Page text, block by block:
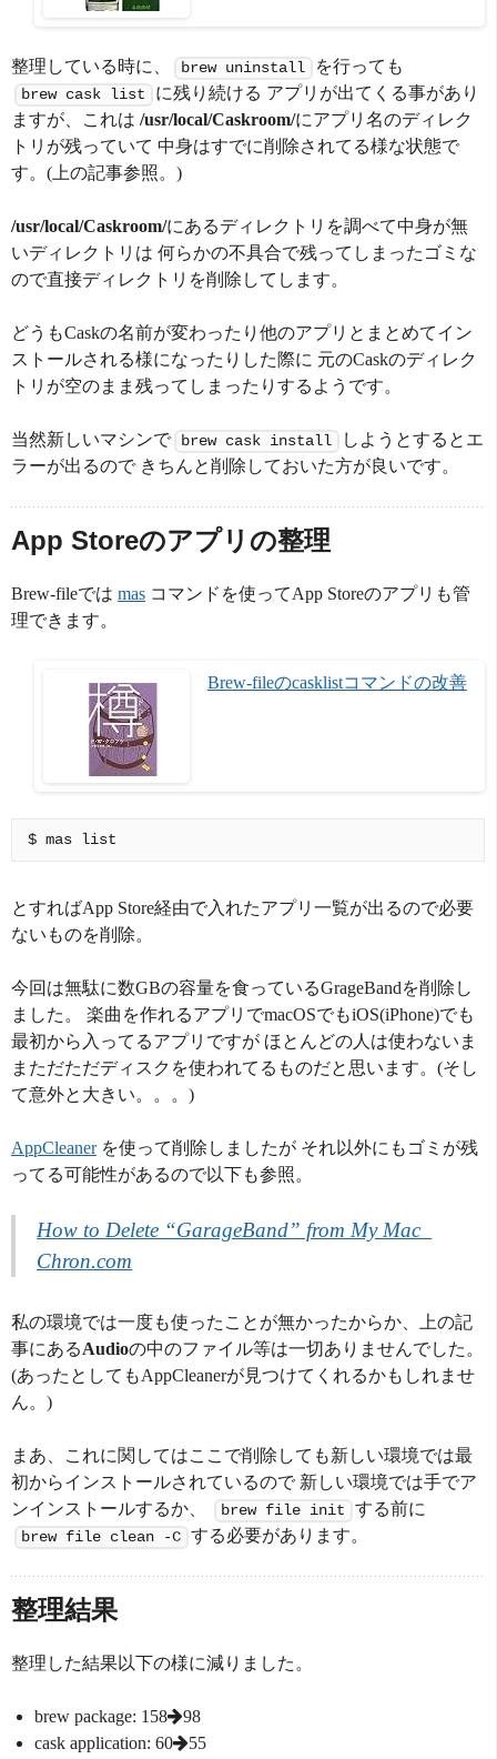
整理している時に、 brew uninstall を行っても
brew cask list
に残り続ける アプリが出てくる事があり
ますが、これは /usr/local/Caskroom/にアプリ名のディレク
トリが残っていて 中身はすでに削除されてる様な状態で
す。(上の記事参照。)
/usr/local/Caskroom/にあるディレクトリを調べて中身が無
いディレクトリは 何らかの不具合で残ってしまったゴミな
ので直接ディレクトリを削除してします。
どうもCaskの名前が変わったり他のアプリとまとめてイン
ストールされる様になったりした際に 元のCaskのディレク
トリが空のまま残ってしまったりするようです。
当然新しいマシンで brew cask install
しようとするとエ
ラーが出るので きちんと削除しておいた方が良いです。
App Storeのアプリの整理
Brew-fileでは mas コマンドを使ってApp Storeのアプリも管
理できます。
Brew-fileのcasklistコマンドの改善
とすればApp Store経由で入れたアプリ一覧が出るので必要
ないものを削除。
今回は無駄に数GBの容量を食っているGrageBandを削除し
ました。 楽曲を作れるアプリでmacOSでもiOS(iPhone)でも
最初から入ってるアプリですが ほとんどの人は使わないま
まただただディスクを使われてるものだと思います。(そし
て意外と大きい。。。)
AppCleanerを使って削除しましたが それ以外にもゴミが残
ってる可能性があるので以下も参照。
How to Delete “GarageBand” from My Mac
Chron.com
私の環境では一度も使ったことが無かったからか、上の記
事にあるAudioの中のファイル等は一切ありませんでした。
(あったとしてもAppCleanerが見つけてくれるかもしれませ
ん。)
まあ、これに関してはここで削除しても新しい環境では最
初からインストールされているので 新しい環境では手でア
ンインストールするか、
brew file init する前に
brew file clean -C する必要があります。
整理結果
整理した結果以下の様に減りました。
brew package: 158
98
cask application: 60
55